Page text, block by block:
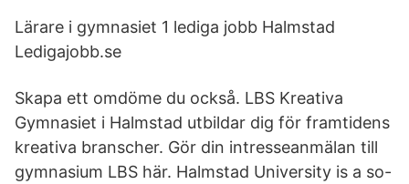
Lärare i gymnasiet 1 lediga jobb Halmstad
Ledigajobb.se
Skapa ett omdöme du också. LBS Kreativa
Gymnasiet i Halmstad utbildar dig för framtidens
kreativa branscher. Gör din intresseanmälan till
gymnasium LBS här. Halmstad University is a so-